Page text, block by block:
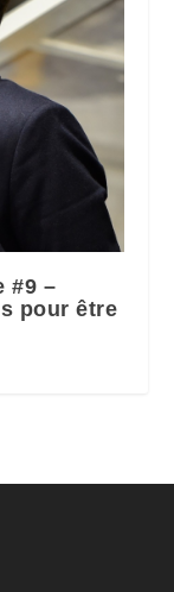
#9 –
pour être